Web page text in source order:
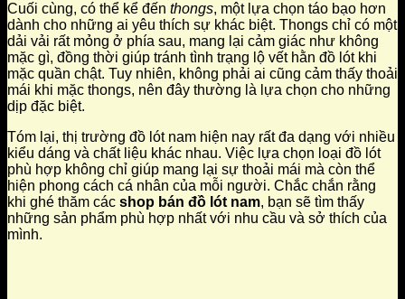
Cuối cùng, có thể kể đến thongs, một lựa chọn táo bạo hơn
dành cho những ai yêu thích sự khác biệt. Thongs chỉ có một
dải vải rất mỏng ở phía sau, mang lại cảm giác như không
mặc gì, đồng thời giúp tránh tình trạng lộ vết hằn đồ lót khi
mặc quần chật. Tuy nhiên, không phải ai cũng cảm thấy thoải
mái khi mặc thongs, nên đây thường là lựa chọn cho những
dịp đặc biệt.
Tóm lại, thị trường đồ lót nam hiện nay rất đa dạng với nhiều
kiểu dáng và chất liệu khác nhau. Việc lựa chọn loại đồ lót
phù hợp không chỉ giúp mang lại sự thoải mái mà còn thể
hiện phong cách cá nhân của mỗi người. Chắc chắn rằng
khi ghé thăm các shop bán đồ lót nam, bạn sẽ tìm thấy
những sản phẩm phù hợp nhất với nhu cầu và sở thích của
mình.